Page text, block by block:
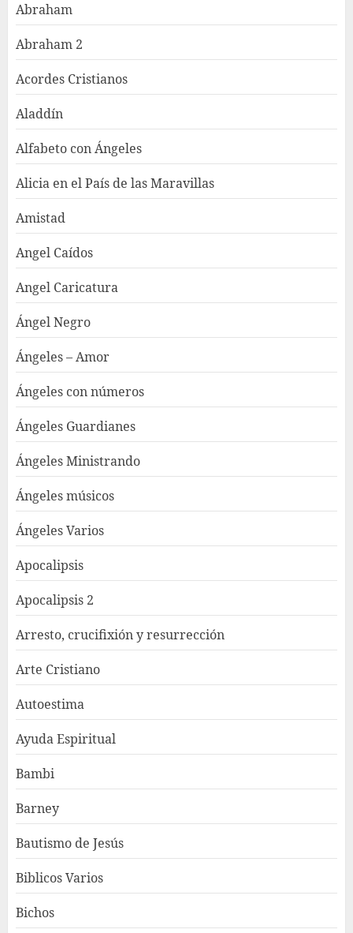
Abraham
Abraham 2
Acordes Cristianos
Aladdín
Alfabeto con Ángeles
Alicia en el País de las Maravillas
Amistad
Angel Caídos
Angel Caricatura
Ángel Negro
Ángeles – Amor
Ángeles con números
Ángeles Guardianes
Ángeles Ministrando
Ángeles músicos
Ángeles Varios
Apocalipsis
Apocalipsis 2
Arresto, crucifixión y resurrección
Arte Cristiano
Autoestima
Ayuda Espiritual
Bambi
Barney
Bautismo de Jesús
Biblicos Varios
Bichos